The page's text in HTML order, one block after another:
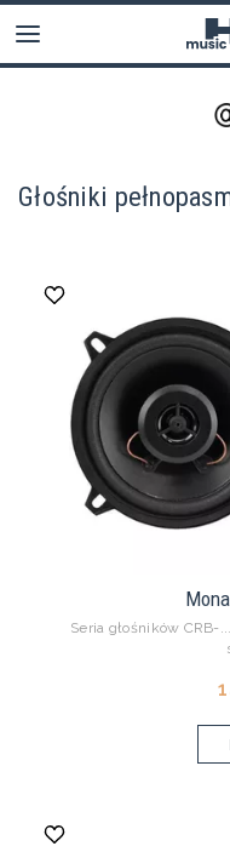
Głośniki
Seria głośników CRB-